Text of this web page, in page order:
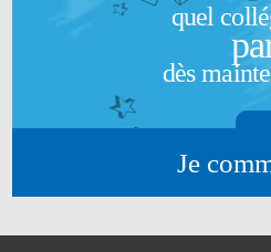
quel
dès
Je